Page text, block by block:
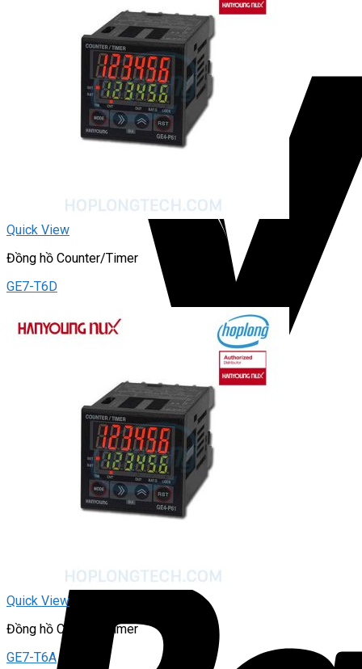
Quick View
Đồng hồ Counter/Timer
GE7-T6D
Quick View
Đồng hồ Counter/Timer
GE7-T6A